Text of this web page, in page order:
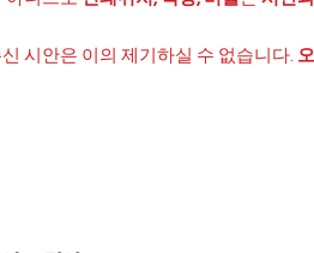
시안은 이의 제기하실 수 없습니다.